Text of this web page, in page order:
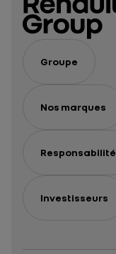
Groupe
Nos marques
Responsabilité
Investisseurs